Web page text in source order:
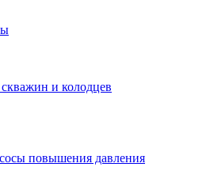
и колодцев
повышения давления